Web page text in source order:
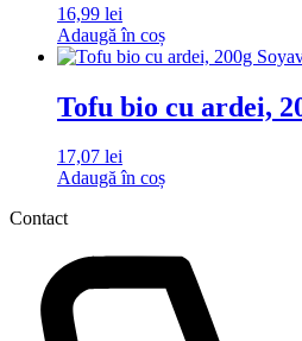
16,99 lei
Adaugă în coș
Tofu bio cu ardei,
17,07 lei
Adaugă în coș
Contact